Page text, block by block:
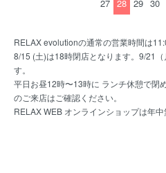
27 28 29 30
RELAX evolutionの通常の営業時間は
8/15 (土)は18時閉店となります。9/21
す。
平日お昼12時〜13時に ランチ休憩で閉
のご来店はご確認ください。
RELAX WEB オンラインショップは年中